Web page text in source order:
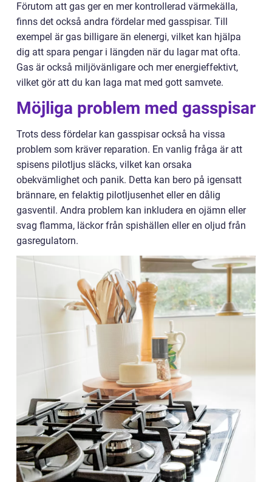
Förutom att gas ger en mer kontrollerad värmekälla,
finns det också andra fördelar med gasspisar. Till
exempel är gas billigare än elenergi, vilket kan hjälpa
dig att spara pengar i längden när du lagar mat ofta.
Gas är också miljövänligare och mer energieffektivt,
vilket gör att du kan laga mat med gott samvete.
Möjliga problem med gasspisar
Trots dess fördelar kan gasspisar också ha vissa
problem som kräver reparation. En vanlig fråga är att
spisens pilotljus släcks, vilket kan orsaka
obekvämlighet och panik. Detta kan bero på igensatt
brännare, en felaktig pilotljusenhet eller en dålig
gasventil. Andra problem kan inkludera en ojämn eller
svag flamma, läckor från spishällen eller en oljud från
gasregulatorn.